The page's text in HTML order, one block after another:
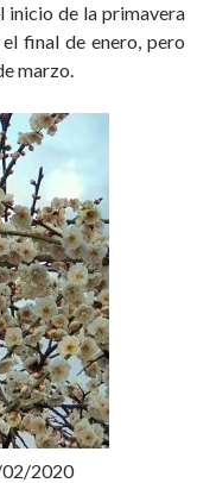
inicio de la primavera
final de enero, pero
marzo.
2020